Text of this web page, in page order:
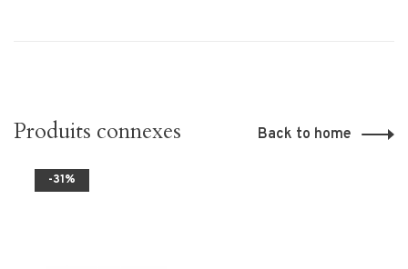
Produits connexes Back to home
-31%